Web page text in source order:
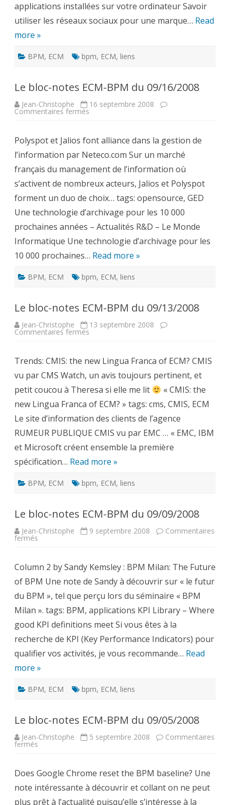
applications installées sur votre ordinateur Savoir
utiliser les réseaux sociaux pour une marque… Read
more »
BPM, ECM bpm, ECM, liens
Le bloc-notes ECM-BPM du 09/16/2008
Jean-Christophe 16 septembre 2008
Commentaires fermés
ECM-
BPM
du
09/16/2008
Polyspot et Jalios font alliance dans la gestion de
l’information par Neteco.com Sur un marché
français du management de l’information où
s’activent de nombreux acteurs, Jalios et Polyspot
forment un duo de choix… tags: opensource, GED
Une technologie d’archivage pour les 10 000
prochaines années – Actualités R&D – Le Monde
Informatique Une technologie d’archivage pour les
10 000 prochaines… Read more »
BPM, ECM bpm, ECM, liens
Le bloc-notes ECM-BPM du 09/13/2008
Jean-Christophe 13 septembre 2008
Commentaires fermés
ECM-
BPM
du
09/13/2008
Trends: CMIS: the new Lingua Franca of ECM? CMIS
vu par CMS Watch, un avis toujours pertinent, et
petit coucou à Theresa si elle me lit
« CMIS: the
new Lingua Franca of ECM? » tags: cms, CMIS, ECM
Le site d’information des clients de l’agence
RUMEUR PUBLIQUE CMIS vu par EMC … « EMC, IBM
et Microsoft créent ensemble la première
spécification… Read more »
BPM, ECM bpm, ECM, liens
Le bloc-notes ECM-BPM du 09/09/2008
Jean-Christophe 9 septembre 2008 Commentaires
fermés
ECM-
BPM
du
09/09/2008
Column 2 by Sandy Kemsley : BPM Milan: The Future
of BPM Une note de Sandy à découvrir sur « le futur
du BPM », tel que perçu lors du séminaire « BPM
Milan ». tags: BPM, applications KPI Library – Where
good KPI definitions meet Si vous êtes à la
recherche de KPI (Key Performance Indicators) pour
qualifier vos activités, je vous recommande… Read
more »
BPM, ECM bpm, ECM, liens
Le bloc-notes ECM-BPM du 09/05/2008
Jean-Christophe 5 septembre 2008 Commentaires
fermés
ECM-
BPM
du
09/05/2008
Does Google Chrome reset the BPM baseline? Une
note intéressante à découvrir et collant on ne peut
plus prêt à l’actualité puisqu’elle s’intéresse à la